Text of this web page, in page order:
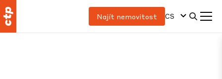
Najít nemovitost CS